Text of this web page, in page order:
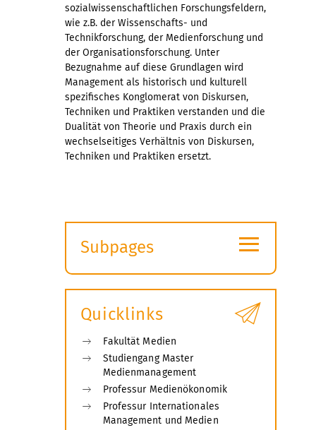
sozialwissenschaftlichen Forschungsfeldern,
wie z.B. der Wissenschafts- und
Technikforschung, der Medienforschung und
der Organisationsforschung. Unter
Bezugnahme auf diese Grundlagen wird
Management als historisch und kulturell
spezifisches Konglomerat von Diskursen,
Techniken und Praktiken verstanden und die
Dualität von Theorie und Praxis durch ein
wechselseitiges Verhältnis von Diskursen,
Techniken und Praktiken ersetzt.
Subpages
submenu
≡
Quicklinks
Fakultät Medien
Studiengang Master
Medienmanagement
Professur Medienökonomik
Professur Internationales
Management und Medien